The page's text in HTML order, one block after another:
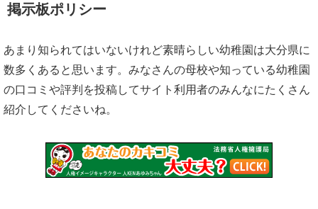
掲示板ポリシー
あまり知られてはいないけれど素晴らしい幼稚園は大分県に
数多くあると思います。みなさんの母校や知っている幼稚園
の口コミや評判を投稿してサイト利用者のみんなにたくさん
紹介してくださいね。